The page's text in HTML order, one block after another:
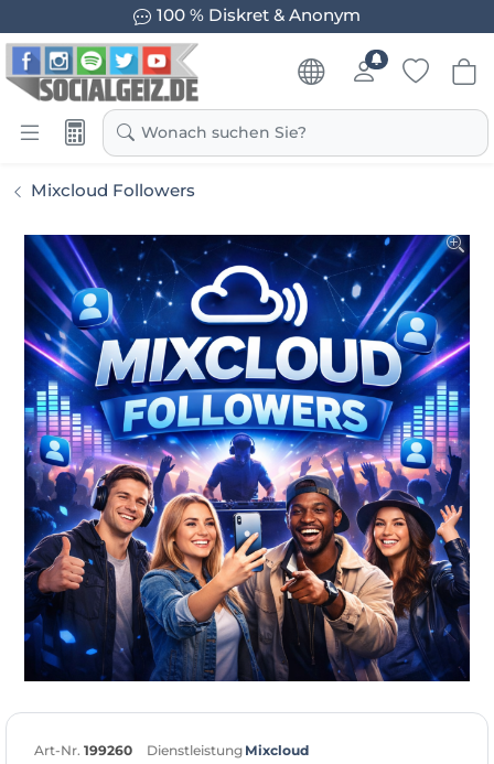
100 % Diskret & Anonym
Wonach suchen Sie?
Mixcloud Followers
Art-Nr. 199260 Dienstleistung Mixcloud